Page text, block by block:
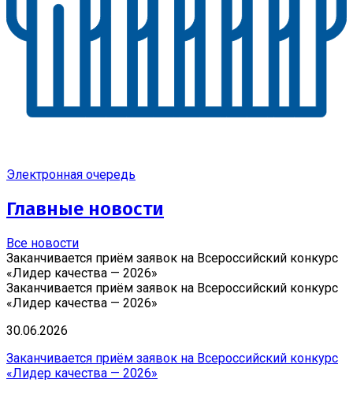
Электронная очередь
Главные новости
Все новости
Заканчивается приём заявок на Всероссийский конкурс
«Лидер качества — 2026»
Заканчивается приём заявок на Всероссийский конкурс
«Лидер качества — 2026»
30.06.2026
Заканчивается приём заявок на Всероссийский конкурс
«Лидер качества — 2026»